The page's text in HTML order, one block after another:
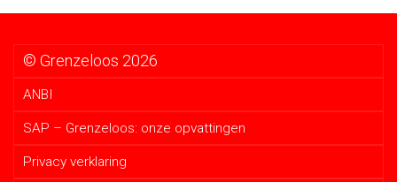
© Grenzeloos 2026
ANBI
SAP – Grenzeloos: onze opvattingen
Privacy verklaring